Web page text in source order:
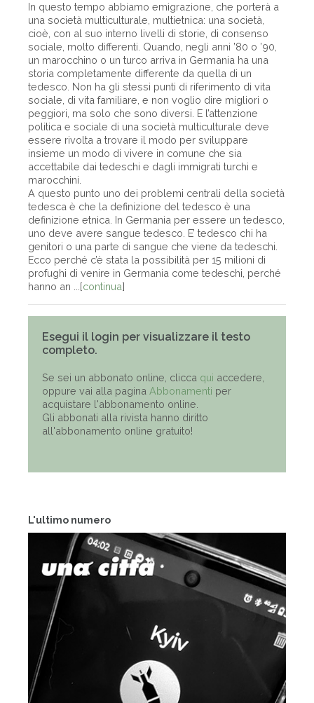
L'ultimo numero
In questo tempo abbiamo emigrazione, che porterà a
una società multiculturale, multietnica: una società,
cioè, con al suo interno livelli di storie, di consenso
sociale, molto differenti. Quando, negli anni ’80 o ’90,
un marocchino o un turco arriva in Germania ha una
storia completamente differente da quella di un
tedesco. Non ha gli stessi punti di riferimento di vita
sociale, di vita familiare, e non voglio dire migliori o
peggiori, ma solo che sono diversi. E l’attenzione
politica e sociale di una società multiculturale deve
essere rivolta a trovare il modo per sviluppare
insieme un modo di vivere in comune che sia
accettabile dai tedeschi e dagli immigrati turchi e
marocchini.
A questo punto uno dei problemi centrali della società
tedesca è che la definizione del tedesco è una
definizione etnica. In Germania per essere un tedesco,
uno deve avere sangue tedesco. E’ tedesco chi ha
genitori o una parte di sangue che viene da tedeschi.
Ecco perché c’è stata la possibilità per 15 milioni di
profughi di venire in Germania come tedeschi, perché
hanno an ...[continua]
Esegui il login per visualizzare il testo
completo.
Se sei un abbonato online, clicca qui accedere,
oppure vai alla pagina Abbonamenti per
acquistare l'abbonamento online.
Gli abbonati alla rivista hanno diritto
all'abbonamento online gratuito!